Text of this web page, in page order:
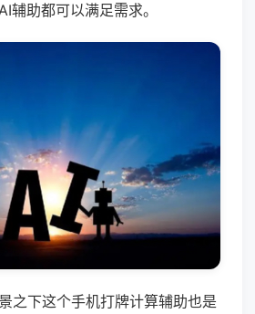
辅助都可以满足需求。
之下这个手机打牌计算辅助也是